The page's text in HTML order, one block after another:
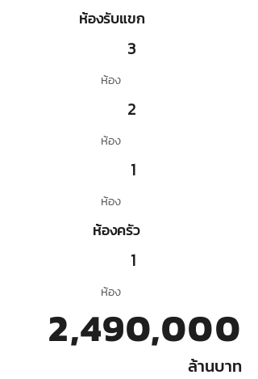
ห้องรับแขก
3
ห้อง
2
ห้อง
1
ห้อง
ห้องครัว
1
ห้อง
2,490,000
ล้านบาท